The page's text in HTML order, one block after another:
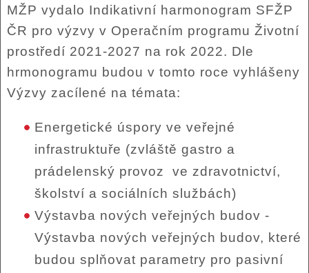
MŽP vydalo Indikativní harmonogram SFŽP
ČR pro výzvy v Operačním programu Životní
prostředí 2021-2027 na rok 2022. Dle
hrmonogramu budou v tomto roce vyhlášeny
Výzvy zacílené na témata:
Energetické úspory ve veřejné
infrastruktuře (zvláště gastro a
prádelenský provoz ve zdravotnictví,
školství a sociálních službách)
Výstavba nových veřejných budov -
Výstavba nových veřejných budov, které
budou splňovat parametry pro pasivní